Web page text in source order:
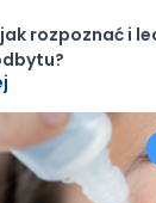
rozpoznać i